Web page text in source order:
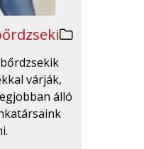
várják,
álló